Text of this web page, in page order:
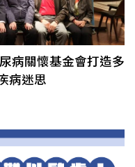
病關懷基金會打造多
病迷思